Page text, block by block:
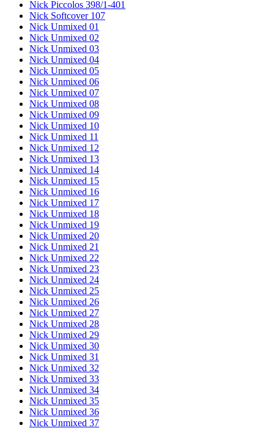
Nick Piccolos 398/1-401
Nick Softcover 107
Nick Unmixed 01
Nick Unmixed 02
Nick Unmixed 03
Nick Unmixed 04
Nick Unmixed 05
Nick Unmixed 06
Nick Unmixed 07
Nick Unmixed 08
Nick Unmixed 09
Nick Unmixed 10
Nick Unmixed 11
Nick Unmixed 12
Nick Unmixed 13
Nick Unmixed 14
Nick Unmixed 15
Nick Unmixed 16
Nick Unmixed 17
Nick Unmixed 18
Nick Unmixed 19
Nick Unmixed 20
Nick Unmixed 21
Nick Unmixed 22
Nick Unmixed 23
Nick Unmixed 24
Nick Unmixed 25
Nick Unmixed 26
Nick Unmixed 27
Nick Unmixed 28
Nick Unmixed 29
Nick Unmixed 30
Nick Unmixed 31
Nick Unmixed 32
Nick Unmixed 33
Nick Unmixed 34
Nick Unmixed 35
Nick Unmixed 36
Nick Unmixed 37